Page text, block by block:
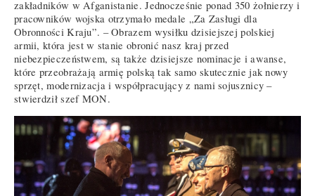
zakładników w Afganistanie. Jednocześnie ponad 350 żołnierzy i
pracowników wojska otrzymało medale „Za Zasługi dla
Obronności Kraju”. – Obrazem wysiłku dzisiejszej polskiej
armii, która jest w stanie obronić nasz kraj przed
niebezpieczeństwem, są także dzisiejsze nominacje i awanse,
które przeobrażają armię polską tak samo skutecznie jak nowy
sprzęt, modernizacja i współpracujący z nami sojusznicy –
stwierdził szef MON.